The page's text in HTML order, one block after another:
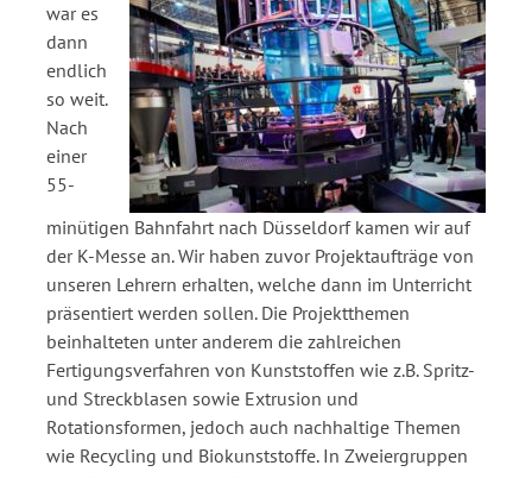
war es
dann
endlich
so weit.
Nach
einer
55-
minütigen Bahnfahrt nach Düsseldorf kamen wir auf
der K-Messe an. Wir haben zuvor Projektaufträge von
unseren Lehrern erhalten, welche dann im Unterricht
präsentiert werden sollen. Die Projektthemen
beinhalteten unter anderem die zahlreichen
Fertigungsverfahren von Kunststoffen wie z.B. Spritz-
und Streckblasen sowie Extrusion und
Rotationsformen, jedoch auch nachhaltige Themen
wie Recycling und Biokunststoffe. In Zweiergruppen